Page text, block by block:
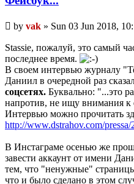
Unread
post
by vak » Sun 03 Jun 2018,
Stassie, пожалуй, это самый
последнее время.
В своем интервью журналу
Даниил в очередной раз
соцсетях. Буквально: "...это
напротив, не ищу внимания к
Интервью можно прочитать
http://www.dstrahov.com/
В Инстаграме осенью же
завести аккаунт от имени
тем, что "ненужные"
что и было сделано в этом